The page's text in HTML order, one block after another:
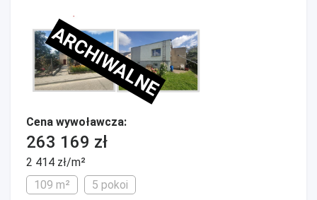
ARCHIWALNE
Cena wywoławcza:
263 169 zł
2 414 zł/m²
109 m²
5 pokoi